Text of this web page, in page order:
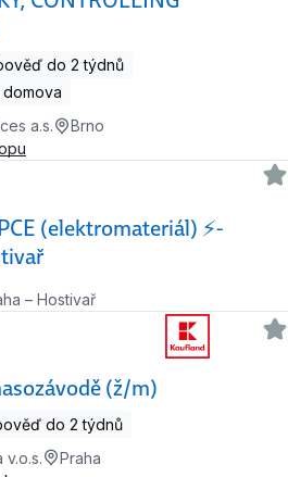
do 2 týdnů
a.s.
Brno
(elektromateriál) ⚡-
– Hostivař
(ž/m)
do 2 týdnů
Praha